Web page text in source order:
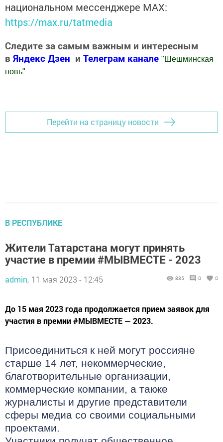
национальном мессенджере MАХ:
https://max.ru/tatmedia
Следите за самым важным и интересным
в Яндекс Дзен и Телеграм канале " Шешминская
новь"
Перейти на страницу новости
В РЕСПУБЛИКЕ
Жители Татарстана могут принять
участие в премии #МЫВМЕСТЕ - 2023
admin, 11 мая 2023 - 12:45 835 0 0
До 15 мая 2023 года продолжается прием заявок для
участия в премии #МЫВМЕСТЕ — 2023.
Присоединиться к ней могут россияне
старше 14 лет, некоммерческие,
благотворительные организации,
коммерческие компании, а также
журналисты и другие представители
сферы медиа со своими социальными
проектами.